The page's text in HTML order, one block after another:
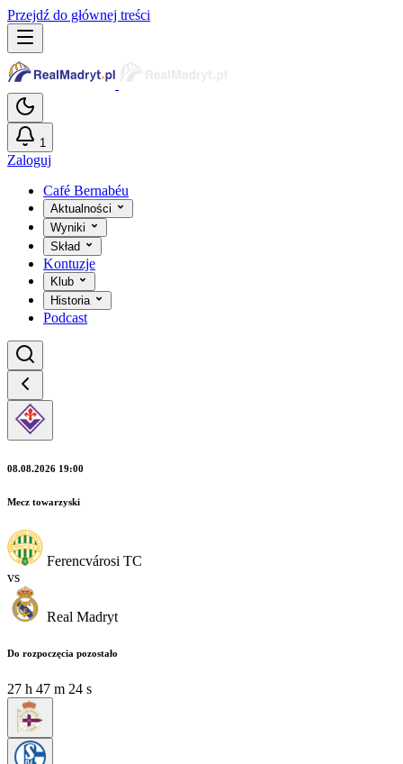
Przejdź do głównej treści
1
Zaloguj
Café Bernabéu
Aktualności
Wyniki
Skład
Kontuzje
Klub
Historia
Podcast
08.08.2026 19:00
Mecz towarzyski
Ferencvárosi TC
vs
Real Madryt
Do rozpoczęcia pozostało
27 h 47 m 23 s